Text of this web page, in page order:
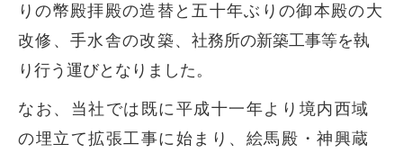
りの幣殿拝殿の造替と五十年ぶりの御本殿の大
改修、手水舎の改築、社務所の新築工事等を執
り行う運びとなりました。
なお、当社では既に平成十一年より境内西域
の埋立て拡張工事に始まり、絵馬殿・神興蔵